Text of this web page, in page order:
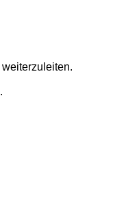
weiterzuleiten.
.